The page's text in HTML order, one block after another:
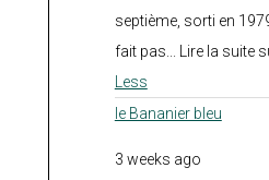
septième, sorti en
fait pas... Lire la suite
Less
le Bananier bleu
3 weeks ago